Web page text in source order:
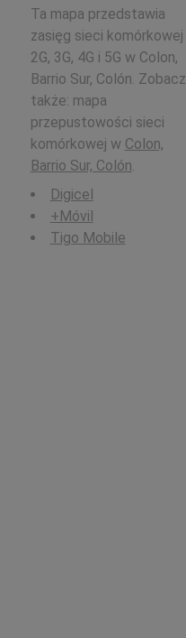
Ta mapa przedstawia
zasięg sieci komórkowej
2G, 3G, 4G i 5G w Colon,
Barrio Sur, Colón. Zobacz
także: mapa
przepustowości sieci
komórkowej w Colon,
Barrio Sur, Colón.
Digicel
+Móvil
Tigo Mobile